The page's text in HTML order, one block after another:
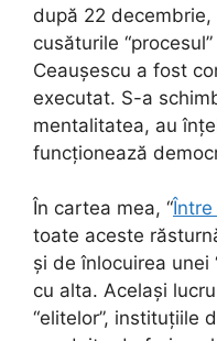
după 22
cusăturile
Ceaușescu a fost
executat. S-a
mentalitatea, au
funcționează
În cartea mea, “Între
toate aceste
și de înlocuirea unei
cu alta. Același
“elitelor”, instituțiile